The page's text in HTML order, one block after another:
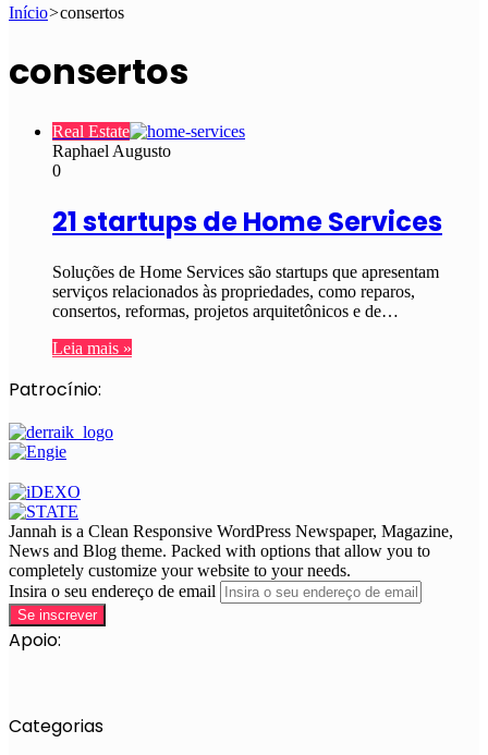
Início>consertos
consertos
Real Estate
Raphael Augusto
0
21 startups de Home Services
Soluções de Home Services são startups que apresentam
serviços relacionados às propriedades, como reparos,
consertos, reformas, projetos arquitetônicos e de…
Leia mais »
Patrocínio:
Jannah is a Clean Responsive WordPress Newspaper, Magazine,
News and Blog theme. Packed with options that allow you to
completely customize your website to your needs.
Insira o seu endereço de email
Apoio:
Categorias